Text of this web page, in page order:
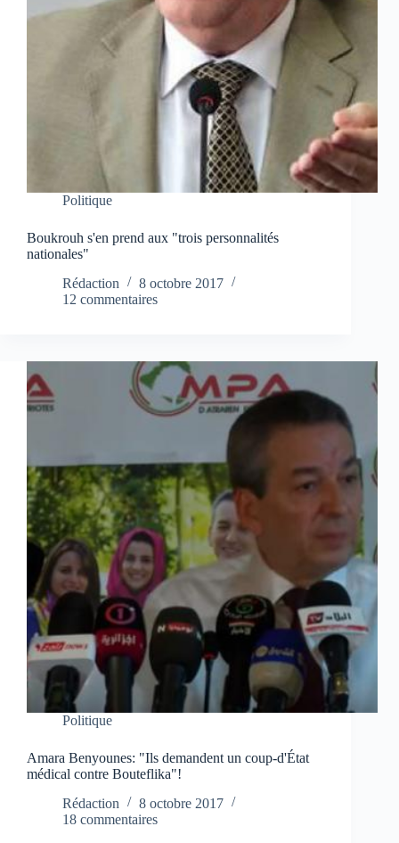
Politique
Boukrouh s'en prend aux "trois personnalités
nationales"
Rédaction
8 octobre 2017
12 commentaires
Politique
Amara Benyounes: "Ils demandent un coup-d'État
médical contre Bouteflika"!
Rédaction
8 octobre 2017
18 commentaires